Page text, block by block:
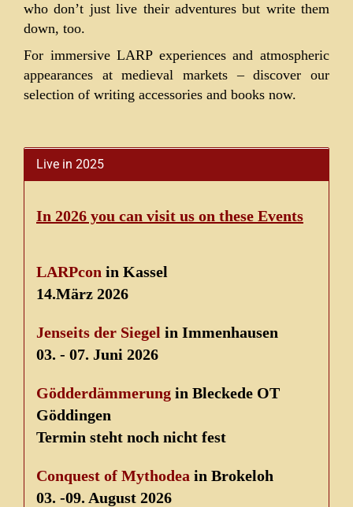
who don’t just live their adventures but write them
down, too.
For immersive LARP experiences and atmospheric
appearances at medieval markets – discover our
selection of writing accessories and books now.
Live in 2025
In 2026 you can visit us on these Events
LARPcon in Kassel
14.März 2026
Jenseits der Siegel in Immenhausen
03. - 07. Juni 2026
Gödderdämmerung in Bleckede OT
Göddingen
Termin steht noch nicht fest
Conquest of Mythodea in Brokeloh
03. -09. August 2026